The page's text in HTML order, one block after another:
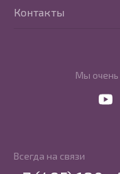
Мы
Контакты
Всегда на связи